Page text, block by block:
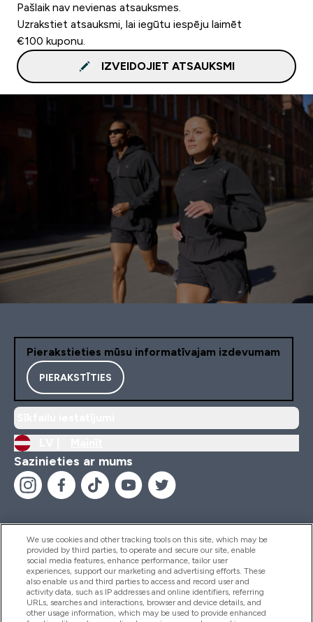
Pašlaik nav nevienas atsauksmes.
Uzrakstiet atsauksmi, lai iegūtu iespēju laimēt
€100 kuponu.
IZVEIDOJIET ATSAUKSMI
Pierakstieties mūsu informatīvajam izdevumam
PIERAKSTĪTIES
Sazinieties ar mums
Palīdzība Un Informācija
Produkti
We use cookies and other tracking tools on this site, which may be
provided by third parties, to operate and secure our site, enable
social media features, enhance performance, tailor user
experiences, support our marketing and advertising efforts. These
also enable us and third parties to access and record user and
activity data, such as IP addresses and online identifiers, referring
URLs, searches and interactions, browser and device details, and
other usage information, which may be used to provide enhanced